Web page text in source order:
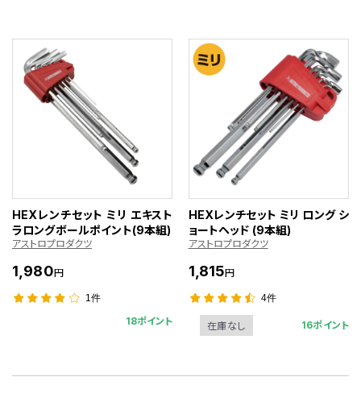
HEXレンチセット ミリ エキスト
ラロングボールポイント(9本組)
アストロプロダクツ
1,980円
1件
18ポイント
HEXレンチセット ミリ ロング シ
ョートヘッド (9本組)
アストロプロダクツ
1,815円
4件
在庫なし 16ポイント